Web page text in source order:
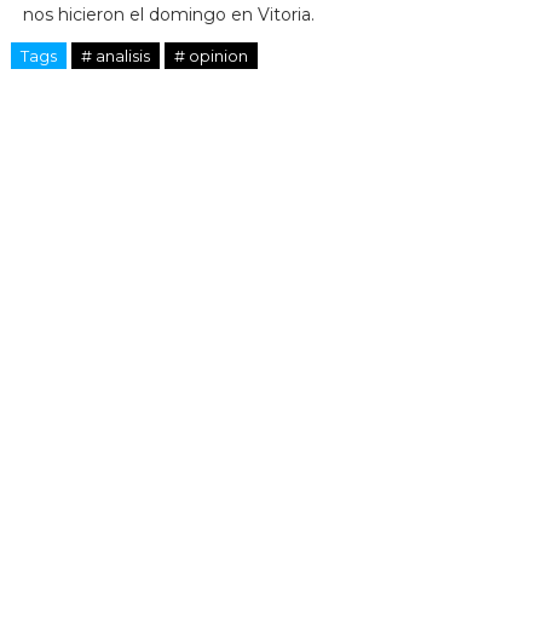
nos hicieron el domingo en Vitoria.
Tags # analisis # opinion